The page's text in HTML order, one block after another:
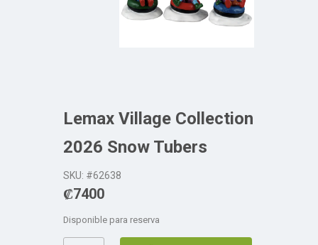
Lemax Village Collection
2026 Snow Tubers
SKU: #62638
₡7400
Disponible para reserva